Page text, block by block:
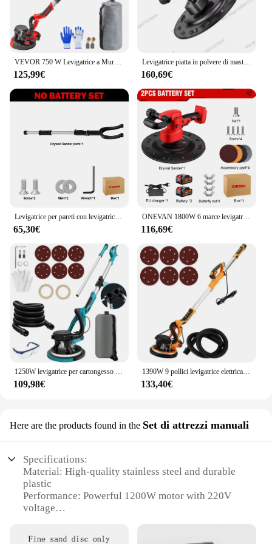
125,99€
Levigatrice piatta in polvere di mastice di cemento con cazzuola elettrica portatile per intonacatrice
160,69€
65,30€
ONEVAN 1800W 6 marce levigatrice elettrica senza spazzole per cartongesso 380MM levigatrice portatile a batteria per batteria Makita 18v
116,69€
109,98€
1390W 9 pollici levigatrice elettrica per cartongesso rettificatrice per pareti stucco senza polvere auto vuoto LED lunga asta lucidatrice macchina per carta vetrata
133,40€
Here are the products found in the Set di attrezzi manuali
Specifications:
Material: High-quality stainless steel and durable
plastic
Performance: Powerful 1200W motor with 220V
voltage